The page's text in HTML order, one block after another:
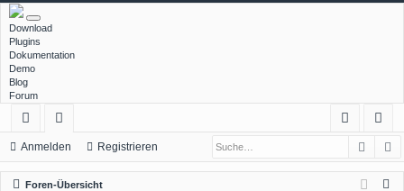
Download
Plugins
Dokumentation
Demo
Blog
Forum
ch
ne
or
en
m
ist
Anmelden Registrieren
Foren-Übersicht